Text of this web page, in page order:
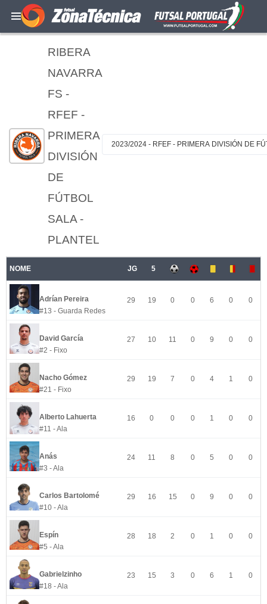
RIBERA
NAVARRA
FS -
RFEF -
PRIMERA
DIVISIÓN
DE
FÚTBOL
SALA -
PLANTEL
2023/2024 - RFEF - PRIMERA DIVISIÓN DE
NOME JG 5
Adrían Pereira
#13 - Guarda Redes
29 19 0 0 6 0 0
David García
#2 - Fixo
27 10 11 0 9 0 0
Nacho Gómez
#21 - Fixo
29 19 7 0 4 1 0
Alberto Lahuerta
#11 - Ala
16 0 0 0 1 0 0
Anás
#3 - Ala
24 11 8 0 5 0 0
Carlos Bartolomé
#10 - Ala
29 16 15 0 9 0 0
Espín
#5 - Ala
28 18 2 0 1 0 0
Gabrielzinho
#18 - Ala
23 15 3 0 6 1 0